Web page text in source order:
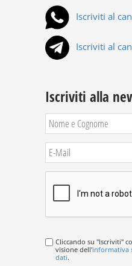
Iscriviti al
Iscriviti al
Iscriviti alla
Cliccando su "Iscriviti"
visione dell'informativa
dati.